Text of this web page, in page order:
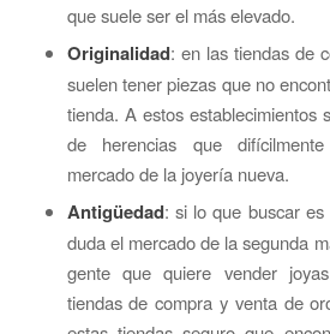
que suele ser el más elevado.
Originalidad: en las tiendas de
suelen tener piezas que no
tienda. A estos establecimientos
de herencias que
mercado de la joyería nueva.
Antigüedad: si lo que buscar
duda el mercado de la segunda
gente que quiere vender
tiendas de compra y venta de